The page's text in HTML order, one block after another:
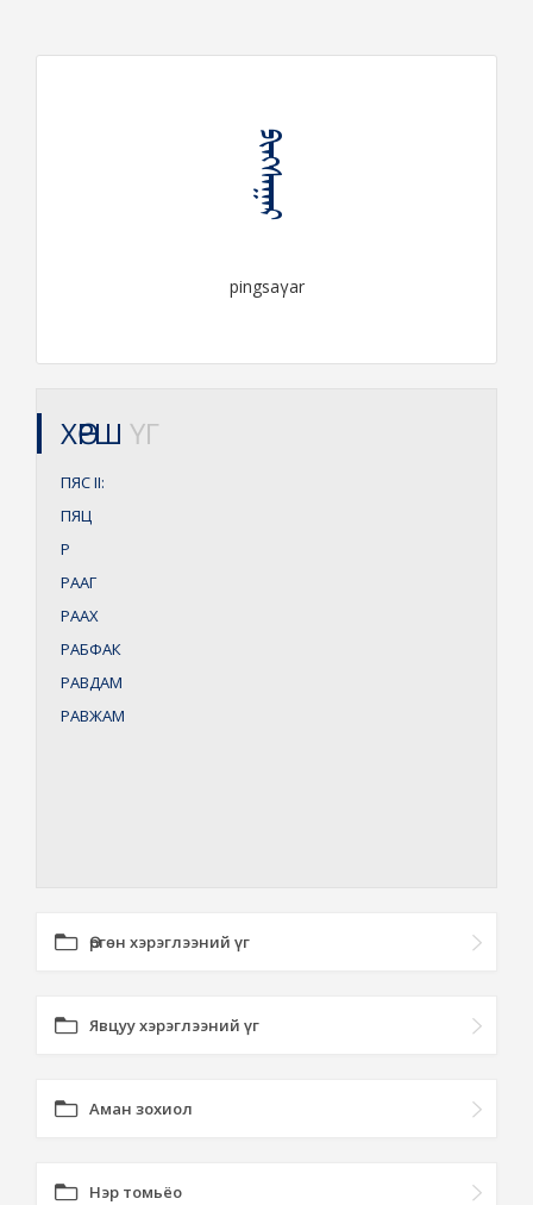
ᠫᠢᠩᠰᠠᠭᠠᠷ
pingsaγar
ХӨРШ ҮГ
ПЯСII:
ПЯЦ
Р
РААГ
РААХ
РАБФАК
РАВДАМ
РАВЖАМ
Өргөн хэрэглээний үг
Явцуу хэрэглээний үг
Аман зохиол
Нэр томьёо